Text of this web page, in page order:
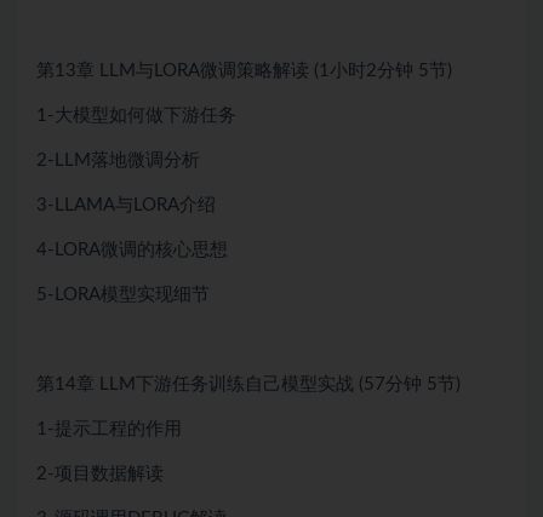
第13章 LLM与LORA微调策略解读 (1小时2分钟 5节)
1-大模型如何做下游任务
2-LLM落地微调分析
3-LLAMA与LORA介绍
4-LORA微调的核心思想
5-LORA模型实现细节
第14章 LLM下游任务训练自己模型实战 (57分钟 5节)
1-提示工程的作用
2-项目数据解读